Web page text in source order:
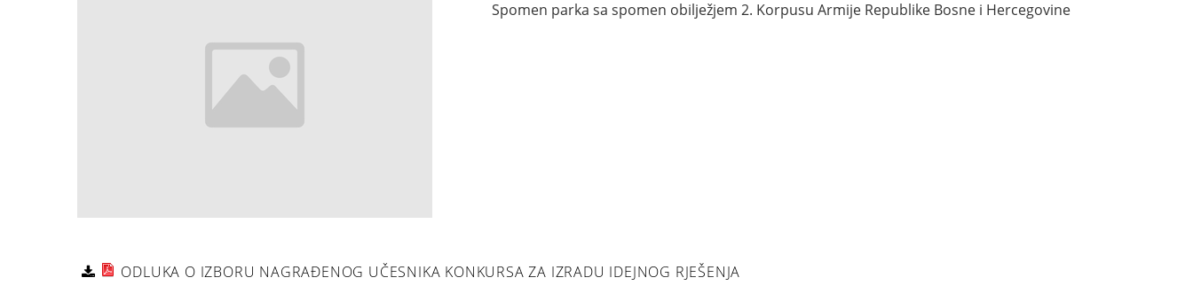
Spomen parka sa spomen obilježjem 2. Korpusu Armije Republike Bosne i Hercegovine
ODLUKA O IZBORU NAGRAĐENOG UČESNIKA KONKURSA ZA IZRADU IDEJNOG RJEŠENJA